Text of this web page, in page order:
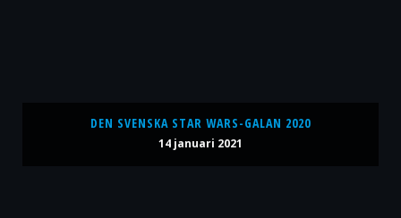
DEN SVENSKA STAR WARS-GALAN 2020
14 januari 2021